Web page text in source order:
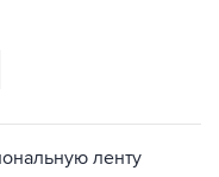
ленту